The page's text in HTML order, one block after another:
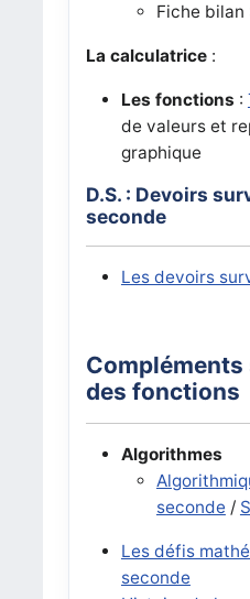
Fiche bilan
La calculatrice:
Les fonctions :
de valeurs et
graphique
D.S. : Devoirs
seconde
Les devoirs
des fonctions
Algorithmes
seconde /
Les défis
seconde